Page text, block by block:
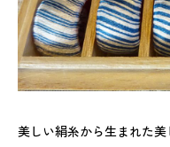
美しい絹糸から生まれた